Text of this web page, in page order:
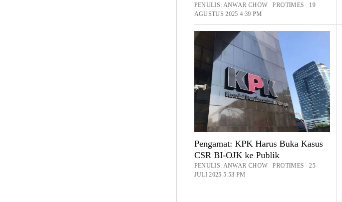
PENULIS: ANWAR CHOW PROTIMES 19
AGUSTUS 2025 4:39 PM
Pengamat: KPK Harus Buka Kasus
CSR BI-OJK ke Publik
PENULIS: ANWAR CHOW PROTIMES 25
JULI 2025 5:53 PM